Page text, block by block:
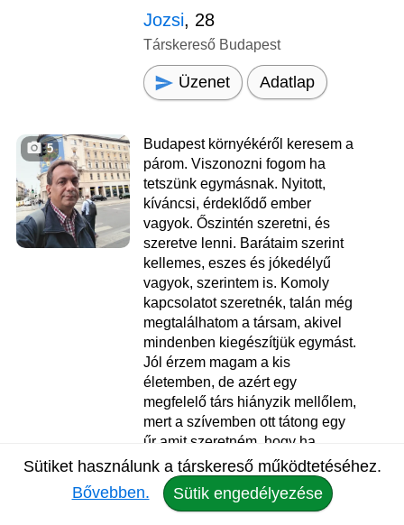
Jozsi, 28
Társkereső Budapest
Üzenet Adatlap
5
Budapest környékéről keresem a
párom. Viszonozni fogom ha
tetszünk egymásnak. Nyitott,
kíváncsi, érdeklődő ember
vagyok. Őszintén szeretni, és
szeretve lenni. Barátaim szerint
kellemes, eszes és jókedélyű
vagyok, szerintem is. Komoly
kapcsolatot szeretnék, talán még
megtalálhatom a társam, akivel
mindenben kiegészítjük egymást.
Jól érzem magam a kis
életemben, de azért egy
megfelelő társ hiányzik mellőlem,
mert a szívemben ott tátong egy
űr amit szeretném, hogy ha
betöltenél. Szeretem az...
Gábor, 46
Sütiket használunk a társkereső működtetéséhez.
Bővebben.
Sütik engedélyezése